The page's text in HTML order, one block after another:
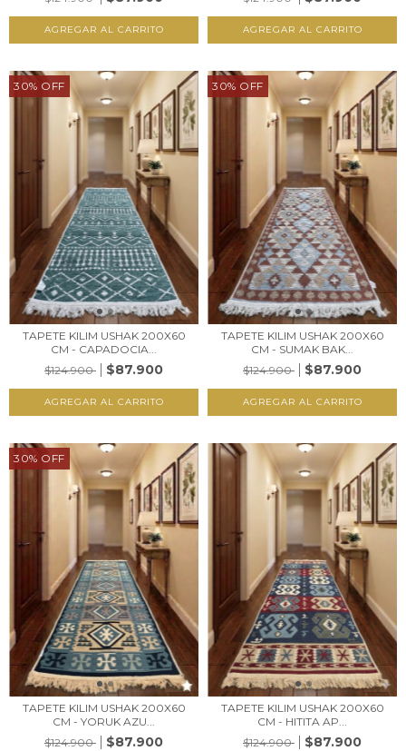
30% OFF
TAPETE KILIM USHAK 200X60
CM - CAPADOCIA...
$124.900
$87.900
30% OFF
TAPETE KILIM USHAK 200X60
CM - SUMAK BAK...
$124.900
$87.900
30% OFF
TAPETE KILIM USHAK 200X60
CM - YORUK AZU...
$124.900
$87.900
TAPETE KILIM USHAK 200X60
CM - HITITA AP...
$124.900
$87.900